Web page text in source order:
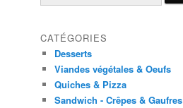
CATÉGORIES
Desserts
Viandes végétales & Oeufs
Quiches & Pizza
Sandwich - Crêpes & Gaufres